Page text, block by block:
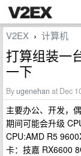
V2EX › 计算机
打算组装一
一下
Byugenehan at Dec
主要办公、开发，
期间可能会升级
CPU:AMD R5
卡：技嘉 RX6600